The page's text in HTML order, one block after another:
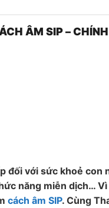
ÂM SIP –
với sức khoẻ
năng miễn dịch…
cách âm SIP. Cùng